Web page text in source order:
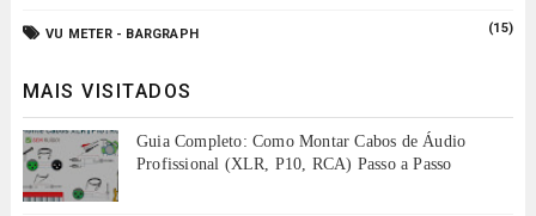
VU METER - BARGRAPH (15)
MAIS VISITADOS
Guia Completo: Como Montar Cabos de Áudio
Profissional (XLR, P10, RCA) Passo a Passo